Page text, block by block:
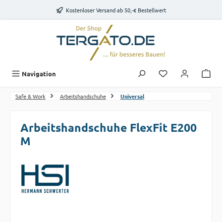
Zum Hauptinhalt springenKostenloser Versand ab 50,-€ Bestellwert
Navigation Du hast 0
Safe & Work Arbeitshandschuhe Universal
Arbeitshandschuhe FlexFit E200
M